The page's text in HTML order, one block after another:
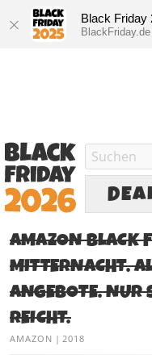
Black Friday
BlackFriday.de
AMAZON BLACK
MITTERNACHT.
ANGEBOTE. NUR
REICHT.
AMAZON | 2018